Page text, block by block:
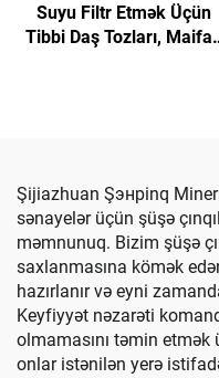
Suyu Filtr Etmək Üçün
Tibbi Daş Tozları,
Şijiazhuan Şэнpinq
sənayelər üçün şüşə
məmnunuq. Bizim şüşə
saxlanmasına kömək
hazırlanır və eyni
Keyfiyyət nəzarəti
olmamasını təmin
onlar istənilən yerə